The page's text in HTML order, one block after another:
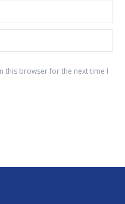
this browser for the next time I